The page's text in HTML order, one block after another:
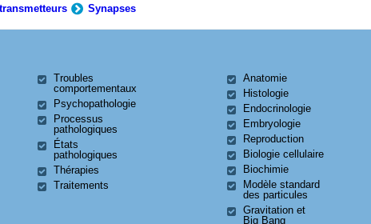
Synapses
Troubles
comportementaux
Psychopathologie
Processus
pathologiques
États
pathologiques
Thérapies
Traitements
Anatomie
Histologie
Endocrinologie
Embryologie
Reproduction
Biologie cellulaire
Biochimie
Modèle standard
des particules
Gravitation et
Big Bang